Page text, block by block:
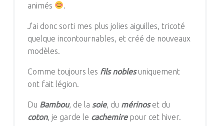
animés
J’ai donc sorti mes plus jolies aiguilles, tricoté
quelque incontournables, et créé de nouveaux
modèles.
Comme toujours les fils noblesuniquement
ont fait légion.
Du Bambou, de la soie, du mérinoset du
coton, je garde le cachemirepour cet hiver.